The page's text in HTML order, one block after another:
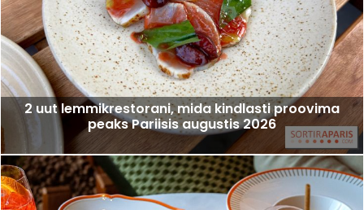
2 uut lemmikrestorani, mida kindlasti proovima
peaks Pariisis augustis 2026